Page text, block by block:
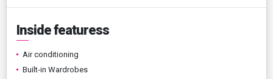
Inside featuress
Air conditioning
Built-in Wardrobes